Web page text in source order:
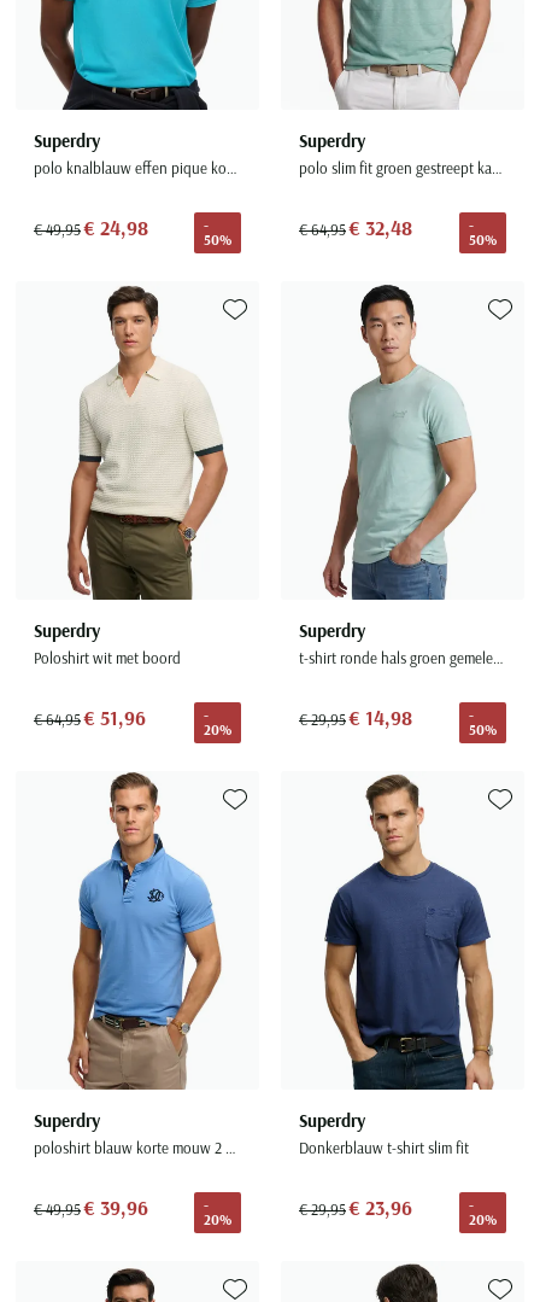
Superdry
polo knalblauw effen pique korte mouw
€ 49,95€ 24,98
-
50%
Superdry
polo slim fit groen gestreept katoen
€ 64,95€ 32,48
-
50%
Superdry
Poloshirt wit met boord
€ 64,95€ 51,96
-
20%
Toevoegen aan favorieten
Superdry
t-shirt ronde hals groen gemeleerd katoen
€ 29,95€ 14,98
-
50%
Superdry
poloshirt blauw korte mouw 2 knoops
€ 49,95€ 39,96
-
20%
Toevoegen aan favorieten
Superdry
Donkerblauw t-shirt slim fit
€ 29,95€ 23,96
-
20%